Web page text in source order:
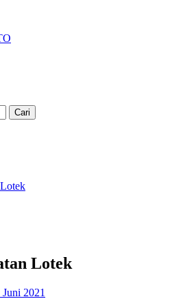
Lotek
Juni 2021